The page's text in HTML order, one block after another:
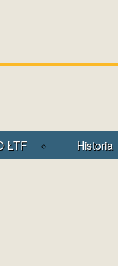
ŁTF Historia